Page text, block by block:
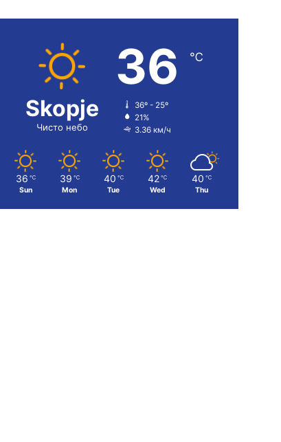
Skopje
Чисто небо
36 ℃
36º - 25º
21%
3.36 км/ч
36 ℃
Sun
39 ℃
Mon
40 ℃
Tue
42 ℃
Wed
40 ℃
Thu